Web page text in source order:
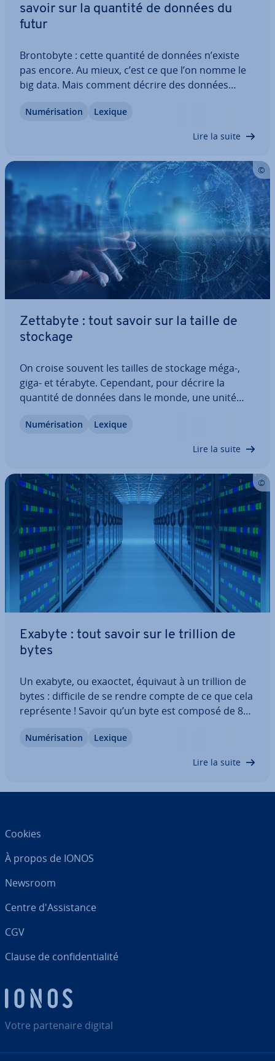
savoir sur la quantité de données du
futur
Bron­to­byte : cette quantité de données n’existe
pas encore. Au mieux, c’est ce que l’on nomme le
big data. Mais comment décrire des données
tuel­le­ment la plus grande unité reconnue et re­pré­
Nu­mé­ri­sa­tion Lexique
Lire la suite
Zettabyte : tout savoir sur la taille de
stockage
On croise souvent les tailles de stockage méga-,
giga- et térabyte. Cependant, pour décrire la
quantité de données dans le monde, une unité
re­pré­sente le trafic mondial de données depuis
Nu­mé­ri­sa­tion Lexique
Lire la suite
Exabyte : tout savoir sur le trillion de
bytes
Un exabyte, ou exaoctet, équivaut à un trillion de
bytes : difficile de se rendre compte de ce que cela
re­pré­sente ! Savoir qu’un byte est composé de 8
pha­nu­mé­rique n’aide pas beaucoup. Découvrez ce
Nu­mé­ri­sa­tion Lexique
Lire la suite
Votre par­te­naire digital
Cookies
À propos de IONOS
Newsroom
Centre d'As­sis­tance
CGV
Clause de con­fi­den­tia­lité